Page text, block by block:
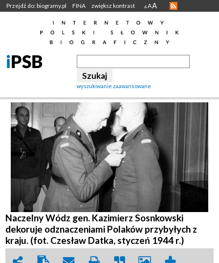
Przejdź do: biogramy.pl FINA zwiększ kontrast A AA
wyszukiwanie zaawansowane
Naczelny Wódz gen. Kazimierz Sosnkowski
dekoruje odznaczeniami Polaków przybyłych z
kraju. (fot. Czesław Datka, styczeń 1944 r.)